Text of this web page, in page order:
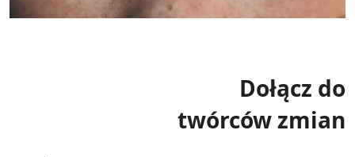
Dołącz do
twórców zmian